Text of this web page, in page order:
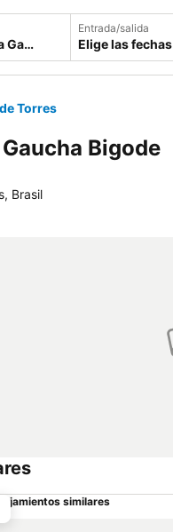
Entrada/salida
Elige las fechas
Torres
Bigode
Brasil
similares